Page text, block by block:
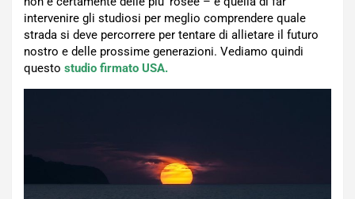
intervenire gli studiosi per meglio comprendere quale
strada si deve percorrere per tentare di allietare il futuro
nostro e delle prossime generazioni. Vediamo quindi
questo studio firmato USA.